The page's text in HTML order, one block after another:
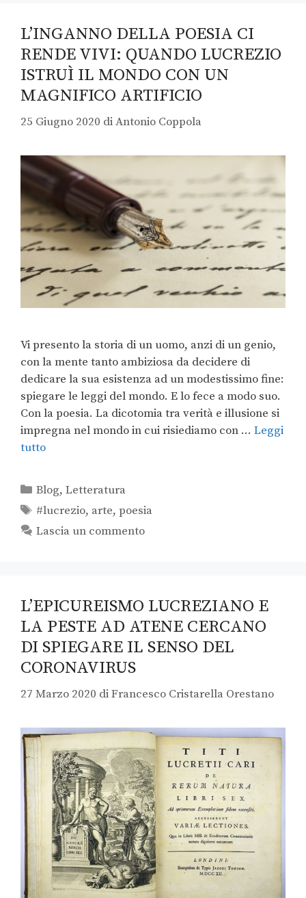
L’INGANNO DELLA POESIA CI
RENDE VIVI: QUANDO LUCREZIO
ISTRUÌ IL MONDO CON UN
MAGNIFICO ARTIFICIO
25 Giugno 2020 diAntonio Coppola
Vi presento la storia di un uomo, anzi di un genio,
con la mente tanto ambiziosa da decidere di
dedicare la sua esistenza ad un modestissimo fine:
spiegare le leggi del mondo. E lo fece a modo suo.
Con la poesia. La dicotomia tra verità e illusione si
impregna nel mondo in cui risiediamo con … Leggi
tutto
Blog,Letteratura
#lucrezio, arte,poesia
Lascia un commento
L’EPICUREISMO LUCREZIANO E
LA PESTE AD ATENE CERCANO
DI SPIEGARE IL SENSO DEL
CORONAVIRUS
27 Marzo 2020 diFrancesco Cristarella Orestano